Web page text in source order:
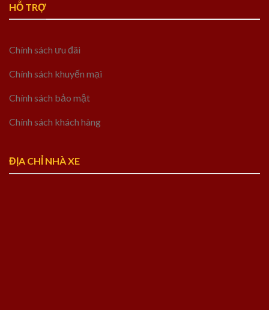
HỖ TRỢ
Chính sách ưu đãi
Chính sách khuyến mại
Chính sách bảo mật
Chính sách khách hàng
ĐỊA CHỈ NHÀ XE